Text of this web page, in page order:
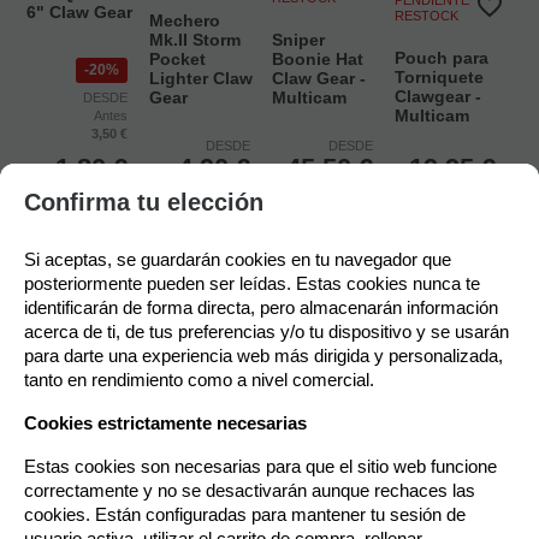
6" Claw Gear
20%
DESDE
Antes
3,50 €
1,80 €
21.00%IVA
incluido
SELECCIONAR
Mechero
Mk.II Storm
Pocket
Lighter Claw
Gear
DESDE
4,90 €
21.00%IVA
incluido
SELECCIONAR
Sniper
Boonie Hat
Claw Gear -
Multicam
DESDE
45,50 €
SELECCIONAR
RESTOCK
Pouch para
Torniquete
Clawgear -
Multicam
19,95 €
Política de gestión de Cookies
sitio. Además, se utilizan otras de terceros que analizan cómo
se usan nuestros servicios para mejorar la experiencia de
usuario, divulgar ofertas comerciales personalizadas o realizar
análisis de sus hábitos de navegación. Pulse el botón para
aceptarlas o “Configurar” para poder bloquearlas.
cualquier momento desde nuestraPolítica de Cookies
Confirma tu elección
Si aceptas, se guardarán cookies en tu navegador que
posteriormente pueden ser leídas. Estas cookies nunca te
identificarán de forma directa, pero almacenarán información
acerca de ti, de tus preferencias y/o tu dispositivo y se usarán
para darte una experiencia web más dirigida y personalizada,
tanto en rendimiento como a nivel comercial.
Cookies estrictamente necesarias
Estas cookies son necesarias para que el sitio web funcione
correctamente y no se desactivarán aunque rechaces las
cookies. Están configuradas para mantener tu sesión de